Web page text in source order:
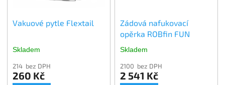
Vakuové pytle Flextail
Skladem
214 bez DPH
260 Kč
Zádová nafukovací
opěrka ROBfin FUN
Skladem
2100 bez DPH
2 541 Kč